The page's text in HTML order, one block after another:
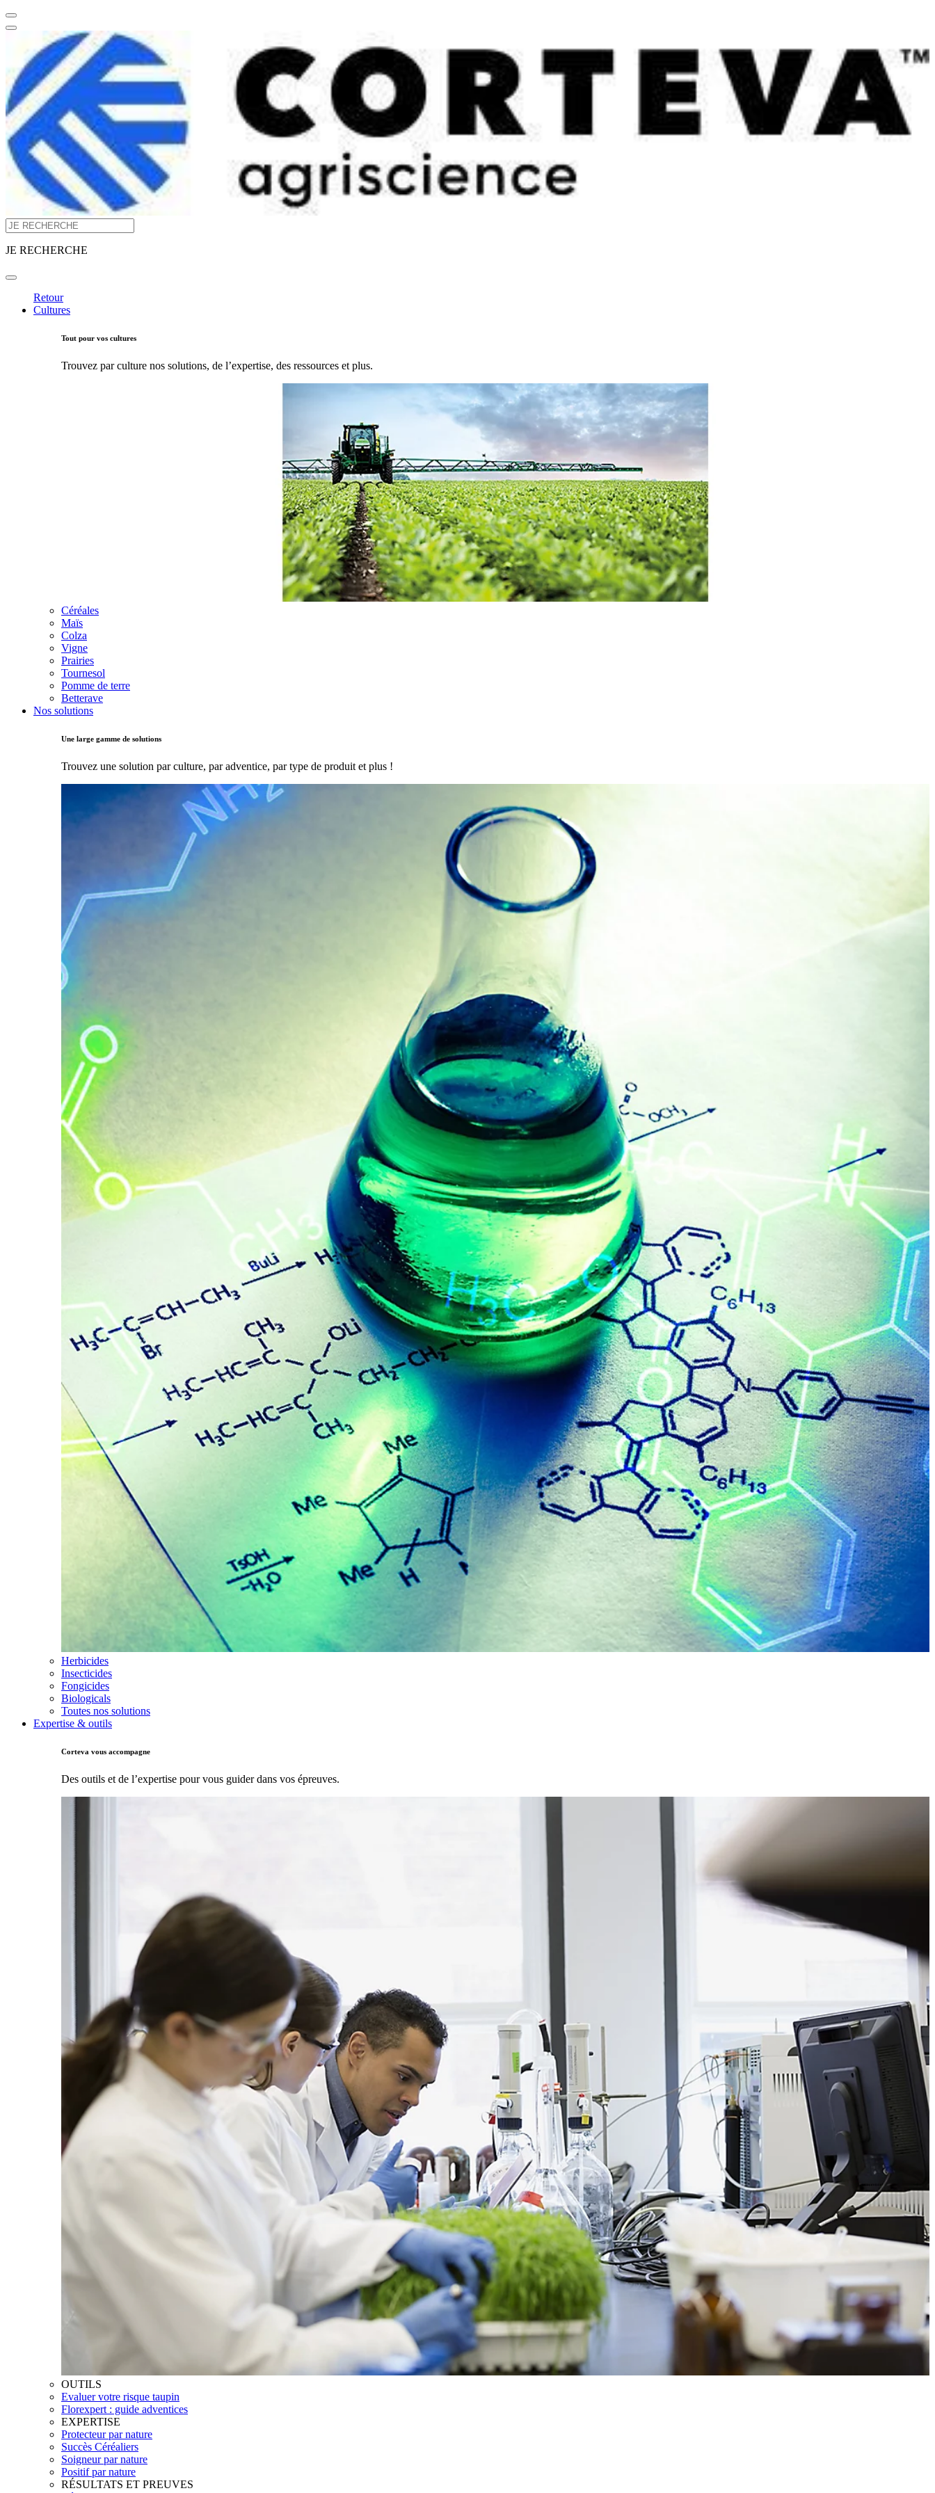
JE RECHERCHE
Retour
Cultures
Tout pour vos cultures
Trouvez par culture nos solutions, de l’expertise, des ressources et plus.
Céréales
Maïs
Colza
Vigne
Prairies
Tournesol
Pomme de terre
Betterave
Nos solutions
Une large gamme de solutions
Trouvez une solution par culture, par adventice, par type de produit et plus !
Herbicides
Insecticides
Fongicides
Biologicals
Toutes nos solutions
Expertise & outils
Corteva vous accompagne
Des outils et de l’expertise pour vous guider dans vos épreuves.
OUTILS
Evaluer votre risque taupin
Florexpert : guide adventices
EXPERTISE
Protecteur par nature
Succès Céréaliers
Soigneur par nature
Positif par nature
RÉSULTATS ET PREUVES